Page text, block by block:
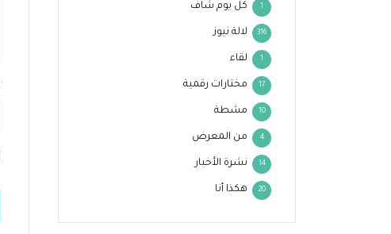
كل يوم شاف 1
لالة نيوز 316
لقاء 1
مختارات رقمية 17
مشطة 10
من المعرض 4
نشرة الأخبار 14
هكذا أنا 20